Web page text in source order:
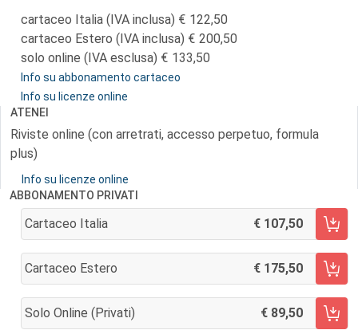
cartaceo Italia (IVA inclusa)
122,50
cartaceo Estero (IVA inclusa)
200,50
solo online (IVA esclusa)
133,50
Info su abbonamento cartaceo
Info su licenze online
ATENEI
Riviste online (con arretrati, accesso perpetuo, formula
plus)
Info su licenze online
ABBONAMENTO PRIVATI
Cartaceo Italia 107,50
AGGIUNGI AL CARRELLO
Cartaceo Estero 175,50
AGGIUNGI AL CARRELLO
Solo Online (privati) 89,50
AGGIUNGI AL CARRELLO